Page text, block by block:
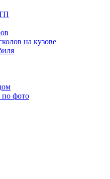
на кузове
по фото